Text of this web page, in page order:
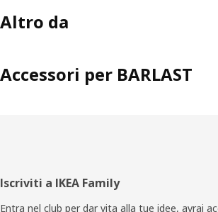
Altro da
Accessori per BARLAST
Piè
di
Iscriviti a IKEA Family
Entra nel club per dar vita alla tue idee, avrai